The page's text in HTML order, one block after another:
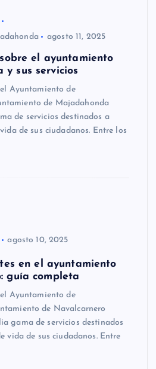
agosto 11, 2025
el ayuntamiento
y sus servicios
Ayuntamiento de
de Majadahonda
de servicios destinados a
de sus ciudadanos. Entre los
agosto 10, 2025
en el ayuntamiento
guía completa
Ayuntamiento de
de Navalcarnero
gama de servicios destinados
vida de sus ciudadanos. Entre